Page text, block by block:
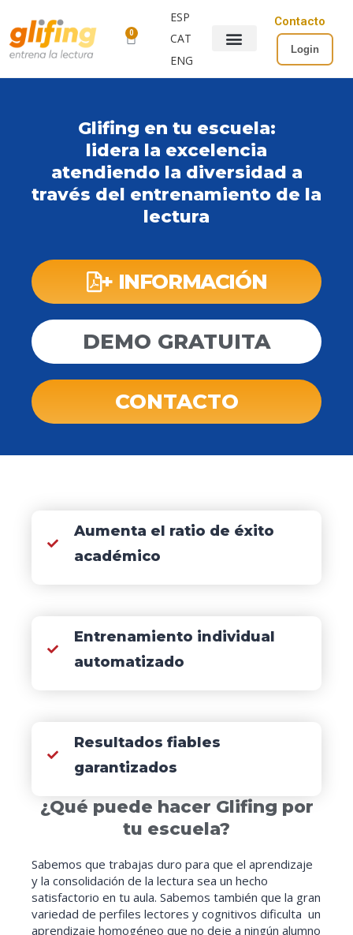
0
ESP
CAT
ENG
Contacto
Login
Glifing en tu escuela:
lidera la excelencia
atendiendo la diversidad a
través del entrenamiento de la
lectura
+ INFORMACIÓN
DEMO GRATUITA
CONTACTO
Aumenta el ratio de éxito
académico
Entrenamiento individual
automatizado
Resultados fiables
garantizados
¿Qué puede hacer Glifing por
tu escuela?
Sabemos que trabajas duro para que el aprendizaje
y la consolidación de la lectura sea un hecho
satisfactorio en tu aula. Sabemos también que la gran
variedad de perfiles lectores y cognitivos dificulta un
aprendizaje homogéneo que no deje a ningún alumno